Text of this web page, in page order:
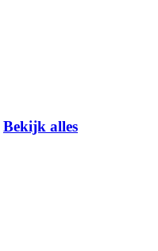
Bekijk alles